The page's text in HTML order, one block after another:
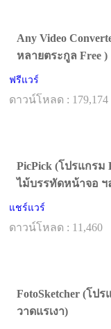
Any Video
หลายตระกูล Free )
ฟรีแวร์
ดาวน์โหลด : 179,174
PicPick (โปรแกรม
ไม้บรรทัดหน้าจอ ฯ
แชร์แวร์
ดาวน์โหลด : 11,460
FotoSketcher (โป
วาดแรเงา)